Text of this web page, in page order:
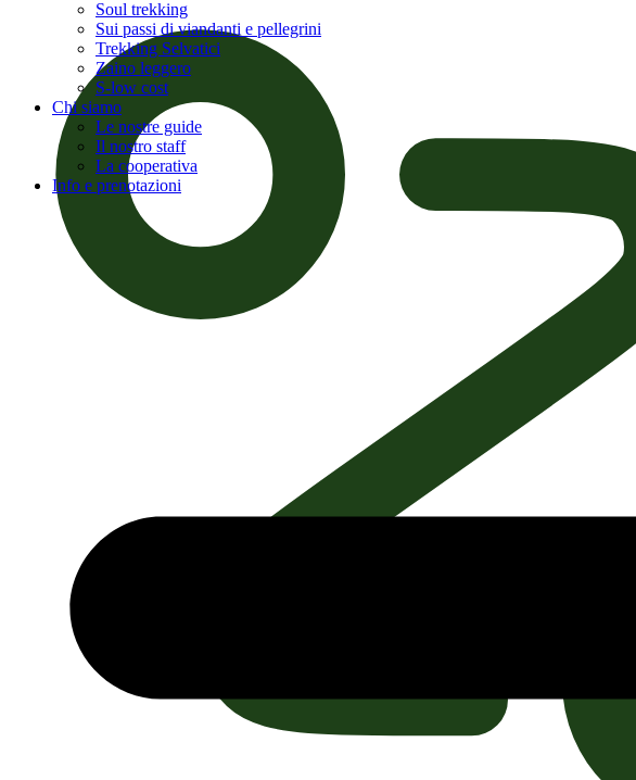
Soul trekking
Sui passi di viandanti e pellegrini
Trekking Selvatici
Zaino leggero
S-low cost
Chi siamo
Le nostre guide
Il nostro staff
La cooperativa
Info e prenotazioni